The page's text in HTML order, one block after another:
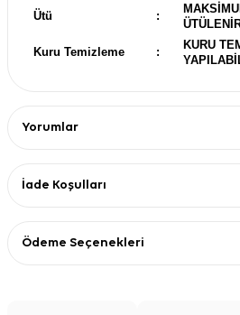
Ütü :
Kuru Temizleme :
KURU
Yorumlar
İade Koşulları
Ödeme Seçenekleri